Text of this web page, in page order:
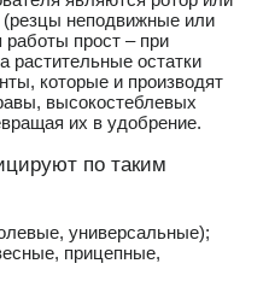
неподвижные или
прост – при
растительные остатки
которые и производят
высокостеблевых
их в удобрение.
по таким
универсальные);
прицепные,